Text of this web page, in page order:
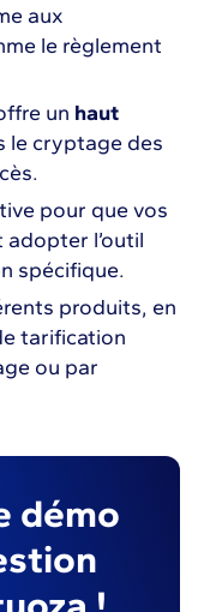
aux
le règlement
un haut
le cryptage des
pour que vos
l’outil
spécifique.
produits, en
tarification
ou par
démo